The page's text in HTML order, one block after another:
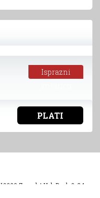
Isprazni
PLATI
10000 Zagreb | HelpDesk 0-24